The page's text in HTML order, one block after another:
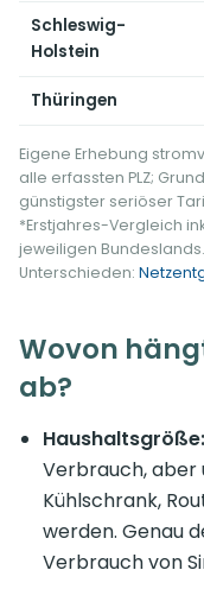
Schleswig-
Holstein
Thüringen
Eigene Erhebung
alle erfassten PLZ;
günstigster seriöser
*Erstjahres-Vergleich
jeweiligen
Unterschieden:
Wovon
ab?
Haushaltsgröße:
Verbrauch,
Kühlschrank,
werden. Genau
Verbrauch von